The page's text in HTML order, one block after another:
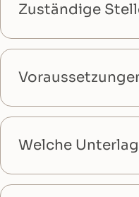
Zuständige
Welche